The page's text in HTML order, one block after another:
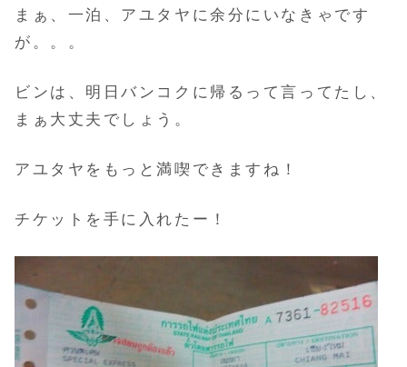
まぁ、一泊、アユタヤに余分にいなきゃです
が。。。
ビンは、明日バンコクに帰るって言ってたし、
まぁ大丈夫でしょう。
アユタヤをもっと満喫できますね！
チケットを手に入れたー！